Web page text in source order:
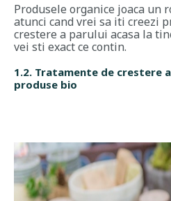
Produsele organice joaca un
atunci cand vrei sa iti creezi
crestere a parului acasa la
vei sti exact ce contin.
1.2. Tratamente de crestere
produse bio